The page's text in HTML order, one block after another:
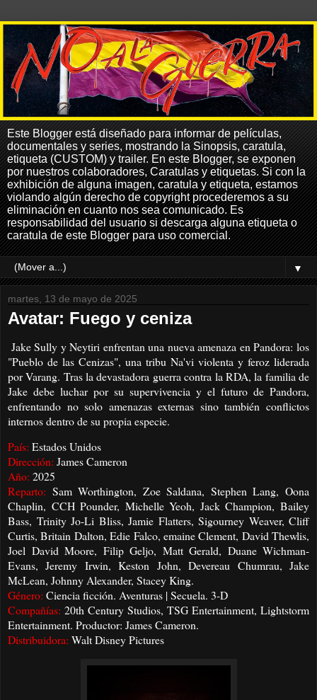
Este Blogger está diseñado para informar de películas,
documentales y series, mostrando la Sinopsis, caratula,
etiqueta (CUSTOM) y trailer. En este Blogger, se exponen
por nuestros colaboradores, Caratulas y etiquetas. Si con la
exhibición de alguna imagen, caratula y etiqueta, estamos
violando algún derecho de copyright procederemos a su
eliminación en cuanto nos sea comunicado. Es
responsabilidad del usuario si descarga alguna etiqueta o
caratula de este Blogger para uso comercial.
▼
martes, 13 de mayo de 2025
Avatar: Fuego y ceniza
Jake Sully y Neytiri enfrentan una nueva amenaza en Pandora: los
"Pueblo de las Cenizas", una tribu Na'vi violenta y feroz liderada
por Varang. Tras la devastadora guerra contra la RDA, la familia de
Jake debe luchar por su supervivencia y el futuro de Pandora,
enfrentando no solo amenazas externas sino también conflictos
internos dentro de su propia especie.
País: Estados Unidos
Dirección: James Cameron
Año: 2025
Reparto: Sam Worthington, Zoe Saldana, Stephen Lang, Oona
Chaplin, CCH Pounder, Michelle Yeoh, Jack Champion, Bailey
Bass, Trinity Jo-Li Bliss, Jamie Flatters, Sigourney Weaver, Cliff
Curtis, Britain Dalton, Edie Falco, emaine Clement, David Thewlis,
Joel David Moore, Filip Geljo, Matt Gerald, Duane Wichman-
Evans, Jeremy Irwin, Keston John, Devereau Chumrau, Jake
McLean, Johnny Alexander, Stacey King.
Género: Ciencia ficción. Aventuras | Secuela. 3-D
Compañías: 20th Century Studios, TSG Entertainment, Lightstorm
Entertainment. Productor: James Cameron.
Distribuidora: Walt Disney Pictures